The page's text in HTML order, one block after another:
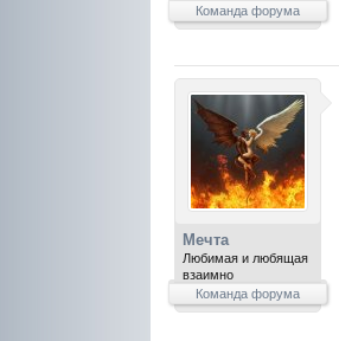
Команда форума
Мечта
Любимая и любящая
взаимно
Команда форума